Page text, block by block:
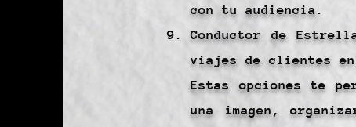
con tu audiencia.
Conductor de
viajes de clientes
Estas opciones te
una imagen,